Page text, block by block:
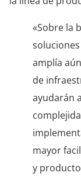
«Sobre la
amplía
de
ayudarán
mayor
y